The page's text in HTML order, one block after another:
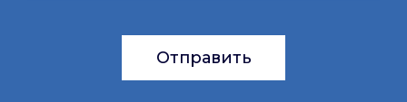
Отправить